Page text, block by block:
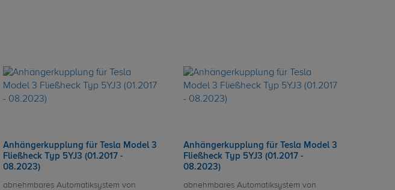
Anhängerkupplung für Tesla Model 3
Fließheck Typ 5YJ3 (01.2017 -
08.2023)
abnehmbares Automatiksystem von
Anhängerkupplung für Tesla Model 3
Fließheck Typ 5YJ3 (01.2017 -
08.2023)
abnehmbares Automatiksystem von